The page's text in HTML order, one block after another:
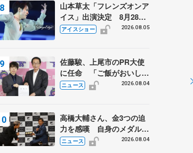
山本草太「フレンズオンア
イス」出演決定 8月28日
（金）2公演のみ 荒川静
アイスショー 2026.08.05
佐藤駿、上尾市のPR大使
に任命 「ご飯がおいし
く、住みやすいのが魅力」
ニュース 2026.08.04
高橋大輔さん、金3つの迫
力を感嘆 自身のメダルは
「どちらに？」 〝リス兄
ニュース 2026.08.04